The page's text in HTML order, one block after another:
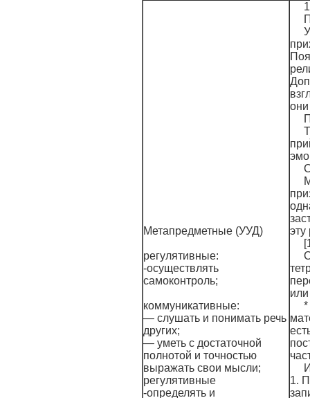
Метапредметные (УУД)
регулятивные:
-осуществлять
самоконтроль;
коммуникативные:
— слушать и понимать речь
других;
— уметь с достаточной
полнотой и точностью
выражать свои мысли;
регулятивные
-определять и
они
эту
*
1.